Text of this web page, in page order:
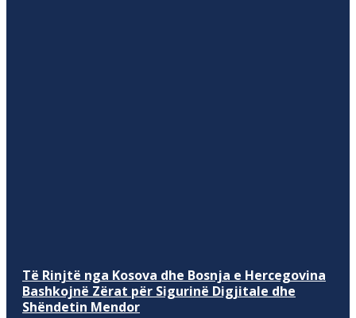
Të Rinjtë nga Kosova dhe Bosnja e Hercegovina
Bashkojnë Zërat për Sigurinë Digjitale dhe
Shëndetin Mendor